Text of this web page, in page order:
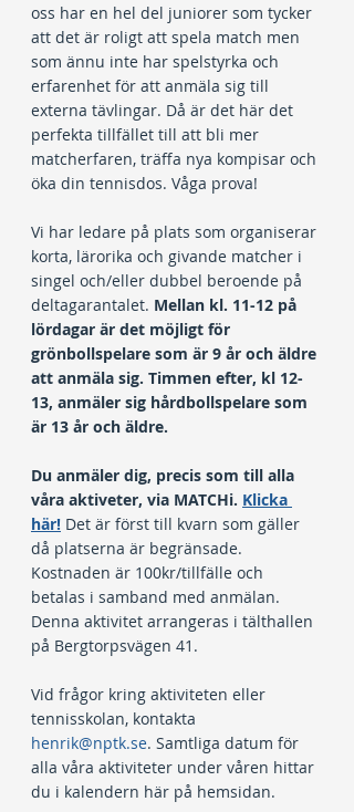
oss har en hel del juniorer som tycker
att det är roligt att spela match men
som ännu inte har spelstyrka och
erfarenhet för att anmäla sig till
externa tävlingar. Då är det här det
perfekta tillfället till att bli mer
matcherfaren, träffa nya kompisar och
öka din tennisdos. Våga prova!
Vi har ledare på plats som organiserar
korta, lärorika och givande matcher i
singel och/eller dubbel beroende på
deltagarantalet. Mellan kl. 11-12 på
lördagar är det möjligt för
grönbollspelare som är 9 år och äldre
att anmäla sig. Timmen efter, kl 12-
13, anmäler sig hårdbollspelare som
är 13 år och äldre.
Du anmäler dig, precis som till alla
våra aktiveter, via MATCHi. Klicka
här! Det är först till kvarn som gäller
då platserna är begränsade.
Kostnaden är 100kr/tillfälle och
betalas i samband med anmälan.
Denna aktivitet arrangeras i tälthallen
på Bergtorpsvägen 41.
Vid frågor kring aktiviteten eller
tennisskolan, kontakta
henrik@nptk.se. Samtliga datum för
alla våra aktiviteter under våren hittar
du i kalendern här på hemsidan.